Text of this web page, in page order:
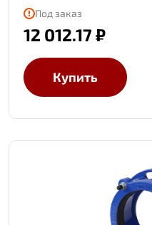
Под заказ
12 012.17 ₽
Купить